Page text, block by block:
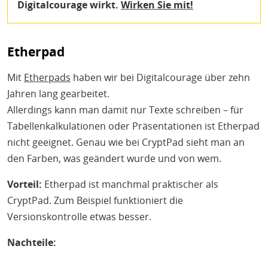
Digitalcourage wirkt. Wirken Sie mit!
Etherpad
Mit Etherpads haben wir bei Digitalcourage über zehn
Jahren lang gearbeitet.
Allerdings kann man damit nur Texte schreiben – für
Tabellenkalkulationen oder Präsentationen ist Etherpad
nicht geeignet. Genau wie bei CryptPad sieht man an
den Farben, was geändert wurde und von wem.
Vorteil: Etherpad ist manchmal praktischer als
CryptPad. Zum Beispiel funktioniert die
Versionskontrolle etwas besser.
Nachteile: